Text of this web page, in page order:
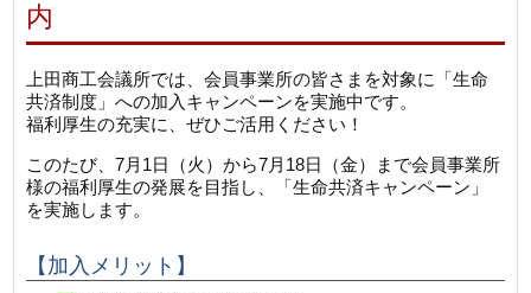
内
上田商工会議所では、会員事業所の皆さまを対象に「生命
共済制度」への加入キャンペーンを実施中です。
福利厚生の充実に、ぜひご活用ください！
このたび、7月1日（火）から7月18日（金）まで会員事業所
様の福利厚生の発展を目指し、「生命共済キャンペーン」
を実施します。
【加入メリット】